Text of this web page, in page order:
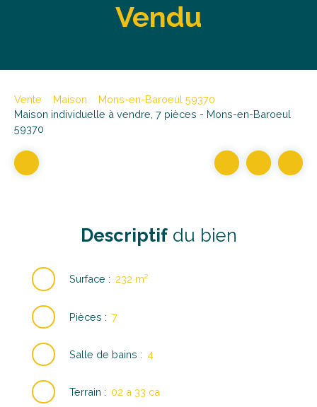
Vendu
Vente Maison
Mons-en-Baroeul 59370
Maison individuelle à vendre, 7 pièces - Mons-en-Baroeul
59370
Descriptifdu bien
Surface : 232 m²
Pièces : 7
Salle de bains : 4
Terrain : 02 a 33 ca